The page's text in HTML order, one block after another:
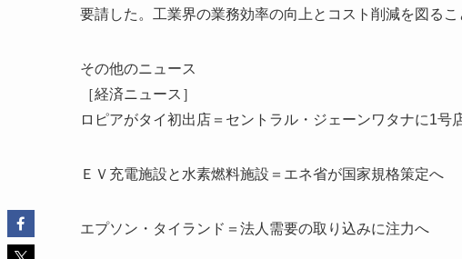
要請した。工業界の業務効率の向上とコスト削減を図るこ
その他のニュース
［経済ニュース］
ロピアがタイ初出店＝セントラル・ジェーンワタナに1号
ＥＶ充電施設と水素燃料施設＝エネ省が国家規格策定へ
エプソン・タイランド＝法人需要の取り込みに注力へ